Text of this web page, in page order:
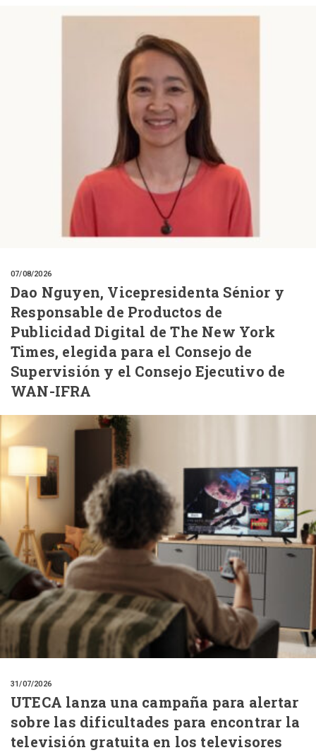
07/08/2026
Dao Nguyen, Vicepresidenta Sénior y
Responsable de Productos de
Publicidad Digital de The New York
Times, elegida para el Consejo de
Supervisión y el Consejo Ejecutivo de
WAN-IFRA
31/07/2026
UTECA lanza una campaña para alertar
sobre las dificultades para encontrar la
televisión gratuita en los televisores